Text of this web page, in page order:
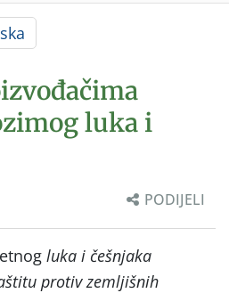
luka i
PODIJELI
luka i češnjaka
protiv zemljišnih